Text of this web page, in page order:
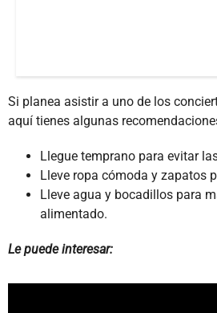
Si planea asistir a uno de los
aquí tienes algunas
Llegue temprano para evitar
Lleve ropa cómoda y zapatos
Lleve agua y bocadillos para
alimentado.
Le puede interesar: